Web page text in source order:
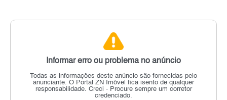
Informar erro ou problema no anúncio
Todas as informações deste anúncio são fornecidas pelo
anunciante. O Portal ZN Imóvel fica isento de qualquer
responsabilidade. Creci - Procure sempre um corretor
credenciado.